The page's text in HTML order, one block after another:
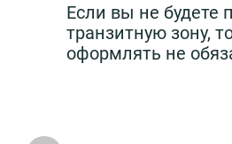
Если вы не будете
транзитную зону,
оформлять не